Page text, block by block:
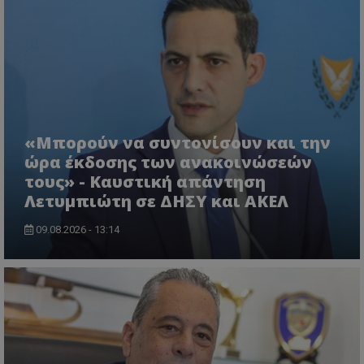
«Μπορούν να συντονίσουν και την
ώρα έκδοσης των ανακοινώσεών
τους» - Καυστική απάντηση
Λετυμπιώτη σε ΔΗΣΥ και ΑΚΕΛ
09.08.2026 - 13:14
.lifenewscy.tothemaonline.com
Microsoft Corporation